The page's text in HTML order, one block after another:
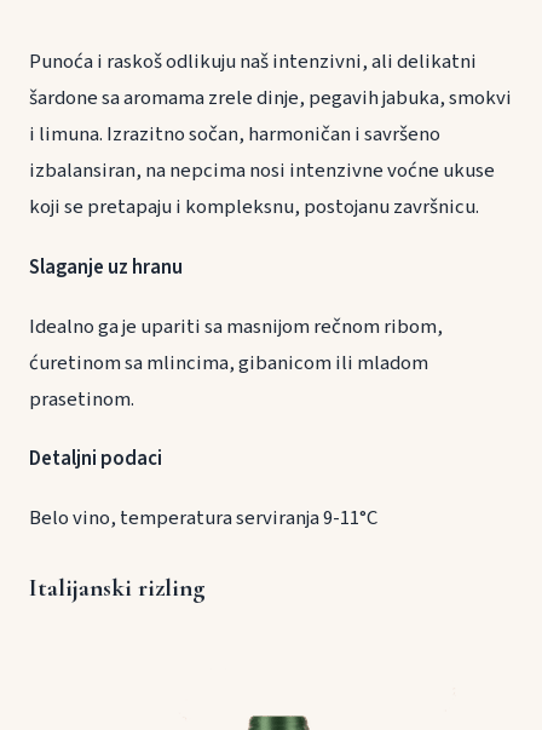
Punoća i raskoš odlikuju naš intenzivni, ali delikatni
šardone sa aromama zrele dinje, pegavih jabuka, smokvi
i limuna. Izrazitno sočan, harmoničan i savršeno
izbalansiran, na nepcima nosi intenzivne voćne ukuse
koji se pretapaju i kompleksnu, postojanu završnicu.
Slaganje uz hranu
Idealno ga je upariti sa masnijom rečnom ribom,
ćuretinom sa mlincima, gibanicom ili mladom
prasetinom.
Detaljni podaci
Belo vino, temperatura serviranja 9-11°C
Italijanski rizling